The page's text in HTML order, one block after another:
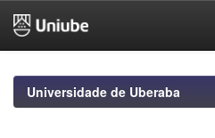
navigationUniversidade de Uberaba